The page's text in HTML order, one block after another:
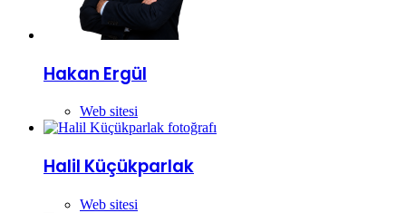
Hakan Ergül
Web sitesi
Halil Küçükparlak
Web sitesi